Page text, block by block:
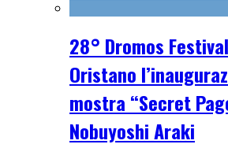
28° Dromos
Oristano
mostra “Secret
Nobuyoshi Araki